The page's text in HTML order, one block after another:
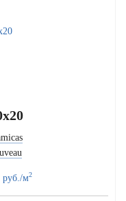
руб./м2